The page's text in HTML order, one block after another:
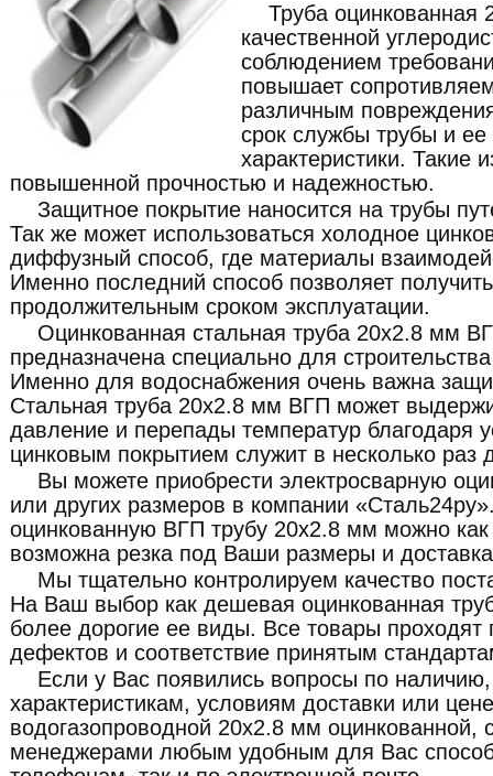
Труба оцинкованная
качественной
соблюдением
повышает
различным
срок службы трубы и ее
характеристики. Такие
повышенной прочностью и надежностью.
Защитное покрытие наносится на трубы
Так же может использоваться холодное
диффузный способ, где материалы
Именно последний способ позволяет
продолжительным сроком эксплуатации.
Оцинкованная стальная труба 20x2.8 мм
предназначена специально для
Именно для водоснабжения очень важна
Стальная труба 20x2.8 мм ВГП может
давление и перепады температур благодаря
цинковым покрытием служит в несколько
Вы можете приобрести электросварную
или других размеров в компании
оцинкованную ВГП трубу 20x2.8 мм можно как
возможна резка под Ваши размеры и
Мы тщательно контролируем качество
На Ваш выбор как дешевая оцинкованная
более дорогие ее виды. Все товары проходят
дефектов и соответствие принятым
Если у Вас появились вопросы по наличию,
характеристикам, условиям доставки или
водогазопроводной 20x2.8 мм оцинкованной,
менеджерами любым удобным для Вас